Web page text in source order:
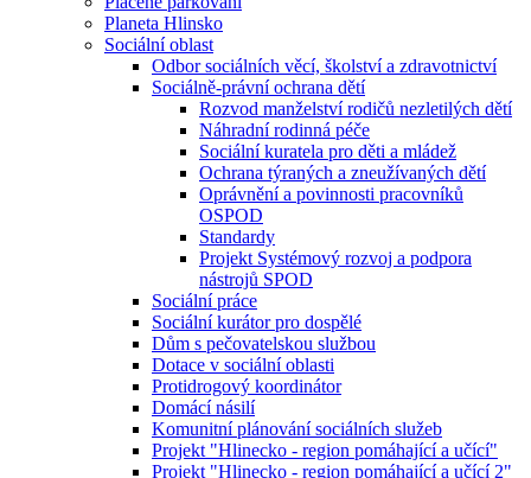
Planeta Hlinsko
Sociální oblast
Odbor sociálních věcí, školství a zdravotnictví
Sociálně-právní ochrana dětí
Rozvod manželství rodičů nezletilých dětí
Náhradní rodinná péče
Sociální kuratela pro děti a mládež
Ochrana týraných a zneužívaných dětí
Oprávnění a povinnosti pracovníků
OSPOD
Standardy
Projekt Systémový rozvoj a podpora
nástrojů SPOD
Sociální práce
Sociální kurátor pro dospělé
Dům s pečovatelskou službou
Dotace v sociální oblasti
Protidrogový koordinátor
Domácí násilí
Komunitní plánování sociálních služeb
Projekt "Hlinecko - region pomáhající a učící"
Projekt "Hlinecko - region pomáhající a učící 2"